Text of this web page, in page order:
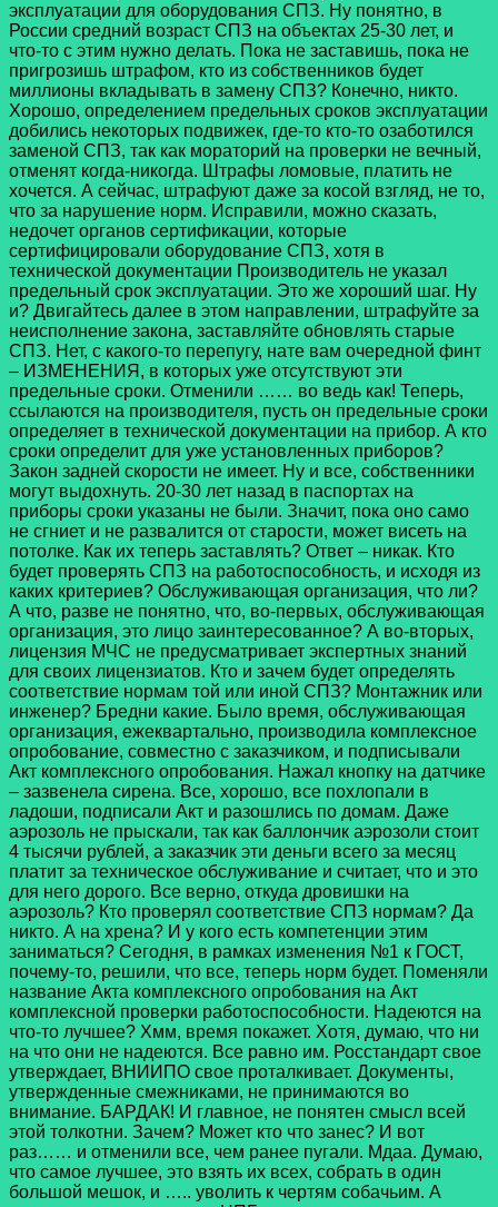
эксплуатации для оборудования СПЗ. Ну понятно, в
России средний возраст СПЗ на объектах 25-30 лет, и
что-то с этим нужно делать. Пока не заставишь, пока не
пригрозишь штрафом, кто из собственников будет
миллионы вкладывать в замену СПЗ? Конечно, никто.
Хорошо, определением предельных сроков эксплуатации
добились некоторых подвижек, где-то кто-то озаботился
заменой СПЗ, так как мораторий на проверки не вечный,
отменят когда-никогда. Штрафы ломовые, платить не
хочется. А сейчас, штрафуют даже за косой взгляд, не то,
что за нарушение норм. Исправили, можно сказать,
недочет органов сертификации, которые
сертифицировали оборудование СПЗ, хотя в
технической документации Производитель не указал
предельный срок эксплуатации. Это же хороший шаг. Ну
и? Двигайтесь далее в этом направлении, штрафуйте за
неисполнение закона, заставляйте обновлять старые
СПЗ. Нет, с какого-то перепугу, нате вам очередной финт
– ИЗМЕНЕНИЯ, в которых уже отсутствуют эти
предельные сроки. Отменили …… во ведь как! Теперь,
ссылаются на производителя, пусть он предельные сроки
определяет в технической документации на прибор. А кто
сроки определит для уже установленных приборов?
Закон задней скорости не имеет. Ну и все, собственники
могут выдохнуть. 20-30 лет назад в паспортах на
приборы сроки указаны не были. Значит, пока оно само
не сгниет и не развалится от старости, может висеть на
потолке. Как их теперь заставлять? Ответ – никак. Кто
будет проверять СПЗ на работоспособность, и исходя из
каких критериев? Обслуживающая организация, что ли?
А что, разве не понятно, что, во-первых, обслуживающая
организация, это лицо заинтересованное? А во-вторых,
лицензия МЧС не предусматривает экспертных знаний
для своих лицензиатов. Кто и зачем будет определять
соответствие нормам той или иной СПЗ? Монтажник или
инженер? Бредни какие. Было время, обслуживающая
организация, ежеквартально, производила комплексное
опробование, совместно с заказчиком, и подписывали
Акт комплексного опробования. Нажал кнопку на датчике
– зазвенела сирена. Все, хорошо, все похлопали в
ладоши, подписали Акт и разошлись по домам. Даже
аэрозоль не прыскали, так как баллончик аэрозоли стоит
4 тысячи рублей, а заказчик эти деньги всего за месяц
платит за техническое обслуживание и считает, что и это
для него дорого. Все верно, откуда дровишки на
аэрозоль? Кто проверял соответствие СПЗ нормам? Да
никто. А на хрена? И у кого есть компетенции этим
заниматься? Сегодня, в рамках изменения №1 к ГОСТ,
почему-то, решили, что все, теперь норм будет. Поменяли
название Акта комплексного опробования на Акт
комплексной проверки работоспособности. Надеются на
что-то лучшее? Хмм, время покажет. Хотя, думаю, что ни
на что они не надеются. Все равно им. Росстандарт свое
утверждает, ВНИИПО свое проталкивает. Документы,
утвержденные смежниками, не принимаются во
внимание. БАРДАК! И главное, не понятен смысл всей
этой толкотни. Зачем? Может кто что занес? И вот
раз…… и отменили все, чем ранее пугали. Мдаа. Думаю,
что самое лучшее, это взять их всех, собрать в один
большой мешок, и ….. уволить к чертям собачьим. А